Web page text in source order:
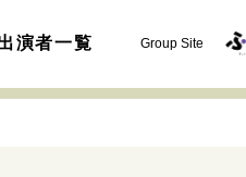
演者一覧 Group Site